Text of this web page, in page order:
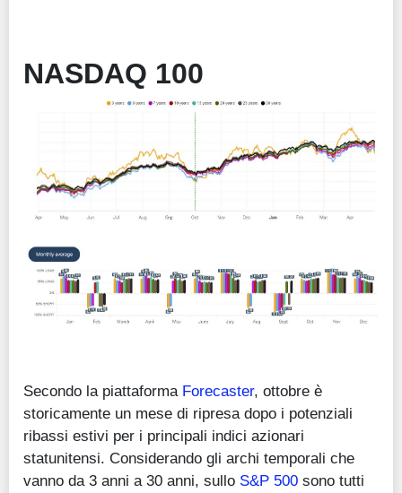
NASDAQ 100
Secondo la piattaforma Forecaster, ottobre è
storicamente un mese di ripresa dopo i potenziali
ribassi estivi per i principali indici azionari
statunitensi. Considerando gli archi temporali che
vanno da 3 anni a 30 anni, sullo S&P 500 sono tutti